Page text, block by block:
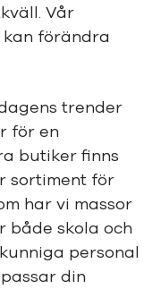
Vår
förändra
trender
för en
butiker finns
sortiment för
har vi massor
både skola och
personal
din